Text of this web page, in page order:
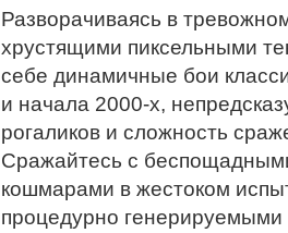
Разворачиваясь в
хрустящими пиксельными
себе динамичные бои
и начала 2000-х,
рогаликов и сложность
Сражайтесь с
кошмарами в жестоком
процедурно